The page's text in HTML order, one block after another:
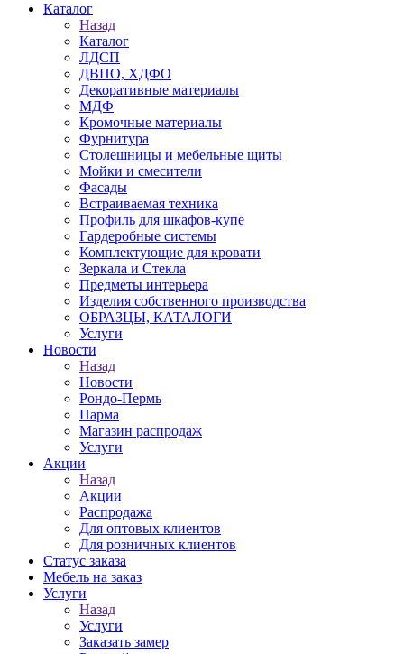
Каталог
Назад
Каталог
ЛДСП
ДВПО, ХДФО
Декоративные материалы
МДФ
Кромочные материалы
Фурнитура
Столешницы и мебельные щиты
Мойки и смесители
Фасады
Встраиваемая техника
Профиль для шкафов-купе
Гардеробные системы
Комплектующие для кровати
Зеркала и Стекла
Предметы интерьера
Изделия собственного производства
ОБРАЗЦЫ, КАТАЛОГИ
Услуги
Новости
Назад
Новости
Рондо-Пермь
Парма
Магазин распродаж
Услуги
Акции
Назад
Акции
Распродажа
Для оптовых клиентов
Для розничных клиентов
Статус заказа
Мебель на заказ
Услуги
Назад
Услуги
Заказать замер